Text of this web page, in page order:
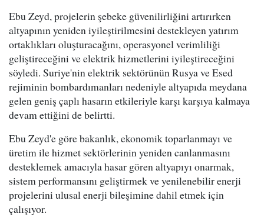
Ebu Zeyd, projelerin şebeke güvenilirliğini artırırken
altyapının yeniden iyileştirilmesini destekleyen yatırım
ortaklıkları oluşturacağını, operasyonel verimliliği
geliştireceğini ve elektrik hizmetlerini iyileştireceğini
söyledi. Suriye'nin elektrik sektörünün Rusya ve Esed
rejiminin bombardımanları nedeniyle altyapıda meydana
gelen geniş çaplı hasarın etkileriyle karşı karşıya kalmaya
devam ettiğini de belirtti.
Ebu Zeyd'e göre bakanlık, ekonomik toparlanmayı ve
üretim ile hizmet sektörlerinin yeniden canlanmasını
desteklemek amacıyla hasar gören altyapıyı onarmak,
sistem performansını geliştirmek ve yenilenebilir enerji
projelerini ulusal enerji bileşimine dahil etmek için
çalışıyor.